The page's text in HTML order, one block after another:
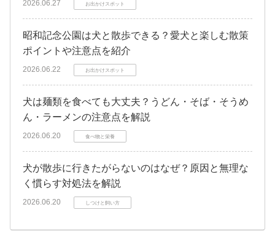
2026.06.27 お出かけスポット
昭和記念公園は犬と散歩できる？愛犬と楽しむ散策
ポイントや注意点を紹介
2026.06.22 お出かけスポット
犬は麺類を食べても大丈夫？うどん・そば・そうめ
ん・ラーメンの注意点を解説
2026.06.20 食べ物と栄養
犬が散歩に行きたがらないのはなぜ？原因と無理な
く慣らす対処法を解説
2026.06.20 しつけと飼い方